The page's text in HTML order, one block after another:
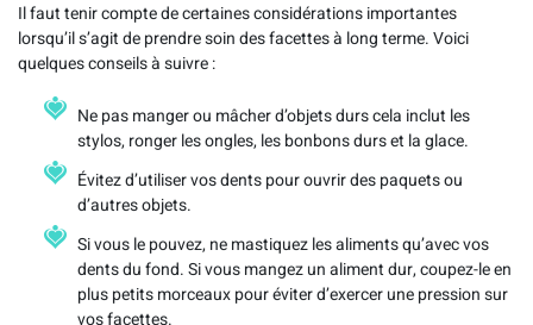
Il faut tenir compte de certaines considérations importantes
lorsqu’il s’agit de prendre soin des facettes à long terme. Voici
quelques conseils à suivre :
Ne pas manger ou mâcher d’objets durs cela inclut les
stylos, ronger les ongles, les bonbons durs et la glace.
Évitez d’utiliser vos dents pour ouvrir des paquets ou
d’autres objets.
Si vous le pouvez, ne mastiquez les aliments qu’avec vos
dents du fond. Si vous mangez un aliment dur, coupez-le en
plus petits morceaux pour éviter d’exercer une pression sur